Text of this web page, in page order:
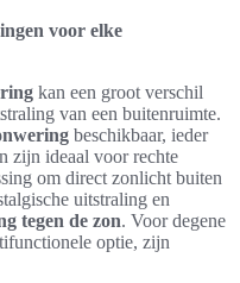
voor elke
kan een groot verschil
van een buitenruimte.
beschikbaar, ieder
zijn ideaal voor rechte
om direct zonlicht buiten
uitstraling en
tegen de zon. Voor degene
optie, zijn